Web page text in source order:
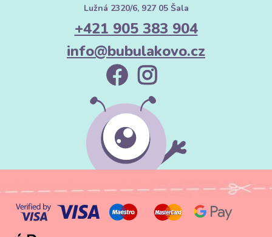
Lužná 2320/6, 927 05 Šala
+421 905 383 904
info@bubulakovo.cz